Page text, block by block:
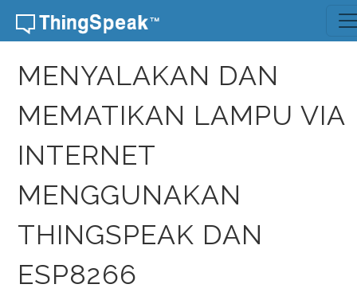
Skip to content
MENYALAKAN DAN
MEMATIKAN LAMPU VIA
INTERNET
MENGGUNAKAN
THINGSPEAK DAN
ESP8266